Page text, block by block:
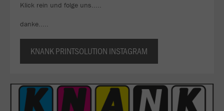
Klick rein und folge uns.....
danke.....
KNANK PRINTSOLUTION INSTAGRAM